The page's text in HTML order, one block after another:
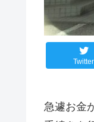
Twitter
急遽お金